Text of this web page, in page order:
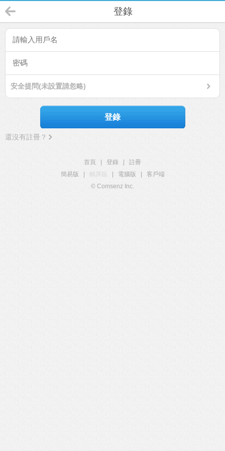
登錄
安全提問(未設置請忽略)
登錄
還沒有註冊？
首頁 登錄
註冊
簡易版
觸屏版 電腦版
客戶端
© Comsenz Inc.